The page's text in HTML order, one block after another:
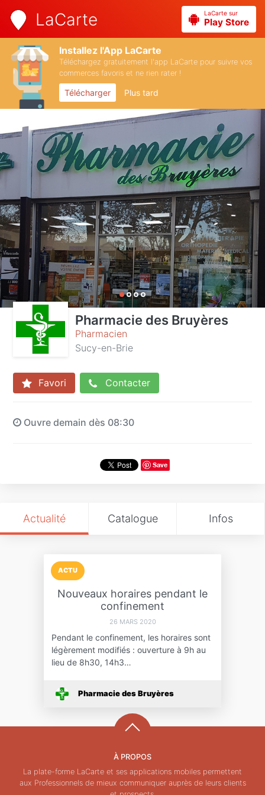
LaCarte LaCarte sur
Play Store
Installez l'App LaCarte
Téléchargez gratuitement l'app LaCarte pour suivre vos
commerces favoris et ne rien rater !
Télécharger Plus tard
Pharmacie des Bruyères
Pharmacien
Sucy-en-Brie
Favori Contacter
Ouvre demain dès 08:30
Save
Actualité Catalogue Infos
ACTU
Nouveaux horaires pendant le
confinement
26 MARS 2020
Pendant le confinement, les horaires sont
légèrement modifiés : ouverture à 9h au
lieu de 8h30, 14h3…
Pharmacie des Bruyères
À PROPOS
La plate-forme LaCarte et ses applications mobiles permettent
aux Professionnels de mieux communiquer auprès de leurs clients